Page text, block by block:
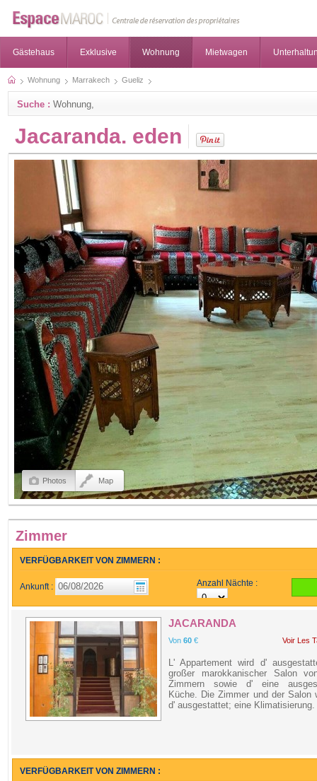
Gästehaus Exklusive Wohnung Mietwagen
Wohnung Marrakech Gueliz
Suche : Wohnung,
Jacaranda. eden
Photos Map
Zimmer
VERFÜGBARKEIT VON ZIMMERN :
Ankunft : Anzahl Nächte :
JACARANDA
Von 60 € Voir Les
L' Appartement wird d'
großer marokkanischer Salon
Zimmern sowie d' eine
Küche. Die Zimmer und der Salon
d' ausgestattet; eine Klimatisierung.
VERFÜGBARKEIT VON ZIMMERN :